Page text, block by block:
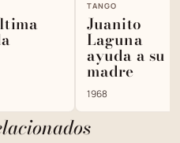
TANGO
Juanito
Laguna
ayuda a su
madre
1968